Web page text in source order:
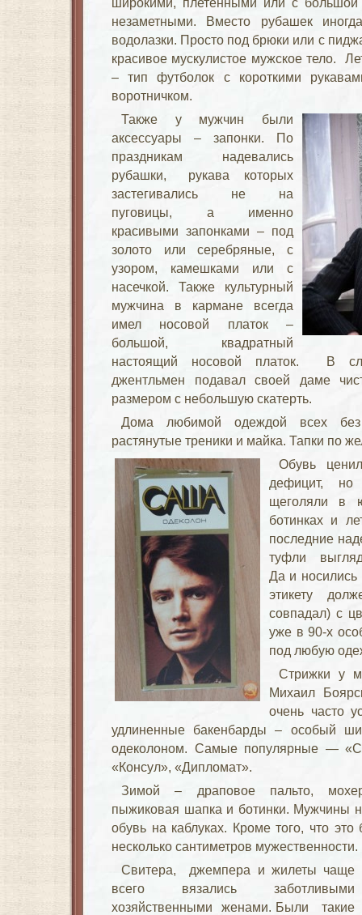
незаметными. Вместо рубашек
водолазки. Просто под брюки или с
красивое мускулистое мужское тело.
– тип футболок с короткими
воротничком.
Также у мужчин были
аксессуары – запонки. По
праздникам надевались
рубашки, рукава которых
застегивались не на
пуговицы, а именно
красивыми запонками – под
золото или серебряные, с
узором, камешками или с
насечкой. Также культурный
мужчина в кармане всегда
имел носовой платок –
большой, квадратный
настоящий носовой платок. В
джентльмен подавал своей даме
размером с небольшую скатерть.
Дома любимой одеждой всех
растянутые треники и майка. Тапки по
Обувь
дефицит,
щеголяли в
ботинках и
последние
туфли
Да и носились
этикету
совпадал) с
уже в 90-х
под любую
Стрижки у
Михаил
очень часто
удлиненные бакенбарды – особый
одеколоном. Самые популярные —
«Консул», «Дипломат».
Зимой – драповое пальто,
пыжиковая шапка и ботинки. Мужчины
обувь на каблуках. Кроме того, что
несколько сантиметров мужественности.
Свитера, джемпера и жилеты чаще
всего вязались заботливыми
хозяйственными женами. Были такие